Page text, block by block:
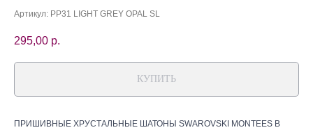
Артикул: PP31 LIGHT GREY OPAL SL
295,00 р.
КУПИТЬ
ПРИШИВНЫЕ ХРУСТАЛЬНЫЕ ШАТОНЫ SWAROVSKI MONTEES В